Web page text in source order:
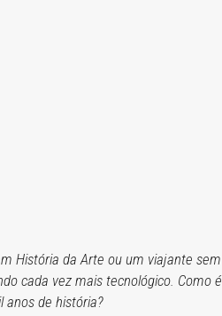
História da Arte ou um viajante sem
cada vez mais tecnológico. Como é
anos de história?